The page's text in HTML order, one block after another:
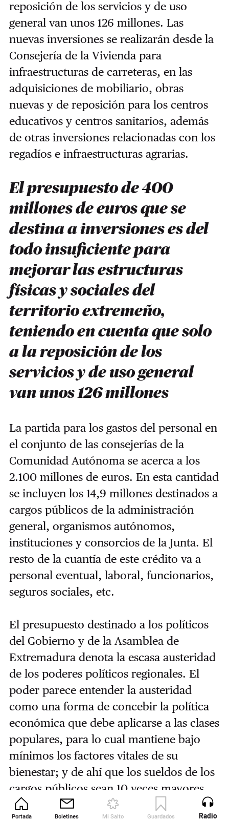
Portada Boletines Mi Salto Guardados Revista
reposición de los servicios y de uso
general van unos 126 millones. Las
nuevas inversiones se realizarán desde la
Consejería de la Vivienda para
infraestructuras de carreteras, en las
adquisiciones de mobiliario, obras
nuevas y de reposición para los centros
educativos y centros sanitarios, además
de otras inversiones relacionadas con los
regadíos e infraestructuras agrarias.
El presupuesto de 400
millones de euros que se
destina a inversiones es del
todo insuficiente para
mejorar las estructuras
físicas y sociales del
territorio extremeño,
teniendo en cuenta que solo
a la reposición de los
servicios y de uso general
van unos 126 millones
La partida para los gastos del personal en
el conjunto de las consejerías de la
Comunidad Autónoma se acerca a los
2.100 millones de euros. En esta cantidad
se incluyen los 14,9 millones destinados a
cargos públicos de la administración
general, organismos autónomos,
instituciones y consorcios de la Junta. El
resto de la cuantía de este crédito va a
personal eventual, laboral, funcionarios,
seguros sociales, etc.
El presupuesto destinado a los políticos
del Gobierno y de la Asamblea de
Extremadura denota la escasa austeridad
de los poderes políticos regionales. El
poder parece entender la austeridad
como una forma de concebir la política
económica que debe aplicarse a las clases
populares, para lo cual mantiene bajo
mínimos los factores vitales de su
bienestar; y de ahí que los sueldos de los
cargos públicos sean 10 veces mayores
que lo que perciben miles de familias
Radio